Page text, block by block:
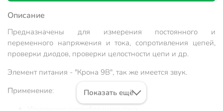
Описание
Предназначены для измерения постоянного и
переменного напряжения и тока, сопротивления цепей,
проверки диодов, проверки целостности цепи и др.
Элемент питания - "Крона 9В", так же имеется звук.
Применение:
Показать ещё